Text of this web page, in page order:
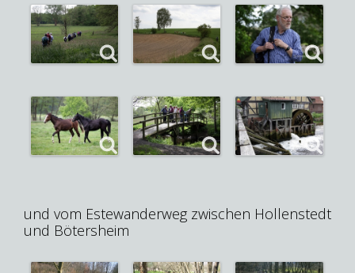
und vom Estewanderweg zwischen Hollenstedt
und Bötersheim